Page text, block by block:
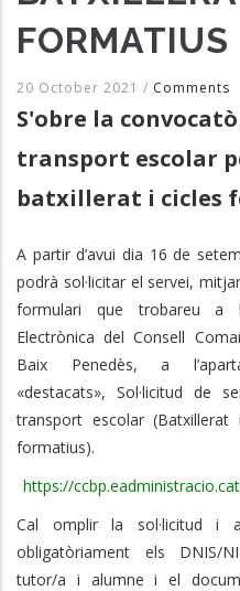
FORMATIUS
20 October 2021 / Comments
S'obre la
transport escolar
batxillerat i cicles
A partir d’avui dia 16 de
podrà sol·licitar el servei,
formulari que trobareu a
Electrònica del Consell
Baix Penedès, a
«destacats», Sol·licitud de
transport escolar (Batxillerat
formatius).
https://
Cal omplir la sol·licitud i
obligatòriament els DNIS/
tutor/a i alumne i el